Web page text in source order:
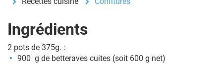
Ingrédients
2 pots de 375g. :
900 g de betteraves cuites (soit 600 g net)